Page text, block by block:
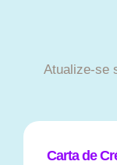
Atualize-se
Carta de